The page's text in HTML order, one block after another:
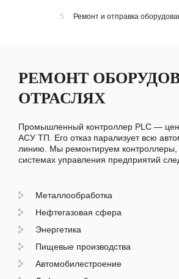
5 Ремонт и отправка
РЕМОНТ
ОТРАСЛЯХ
Промышленный контроллер PLC —
АСУ ТП. Его отказ парализует всю
линию. Мы ремонтируем контроллеры,
системах управления предприятий
Металлообработка
Нефтегазовая сфера
Энергетика
Пищевые производства
Автомобилестроение